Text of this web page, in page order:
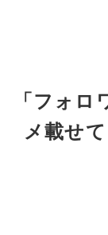
「フォ
メ載せ